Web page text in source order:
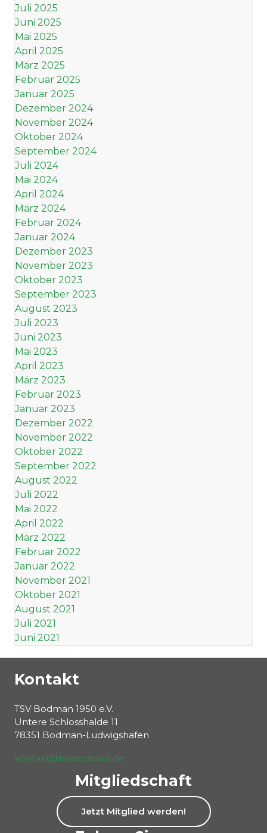
Juli 2025
Juni 2025
Mai 2025
April 2025
März 2025
Februar 2025
Januar 2025
Dezember 2024
November 2024
Oktober 2024
September 2024
Juli 2024
Mai 2024
April 2024
März 2024
Februar 2024
Januar 2024
Dezember 2023
November 2023
Oktober 2023
September 2023
August 2023
Juli 2023
Juni 2023
Mai 2023
April 2023
März 2023
Februar 2023
Januar 2023
Dezember 2022
November 2022
Oktober 2022
September 2022
August 2022
Juli 2022
Mai 2022
April 2022
März 2022
Februar 2022
Januar 2022
November 2021
Oktober 2021
August 2021
Juli 2021
Juni 2021
Kontakt
TSV Bodman 1950 e.V.
Untere Schlosshalde 11
78351 Bodman-Ludwigshafen
kontakt@tsvbodman.de
Mitgliedschaft
Jetzt Mitglied werden!